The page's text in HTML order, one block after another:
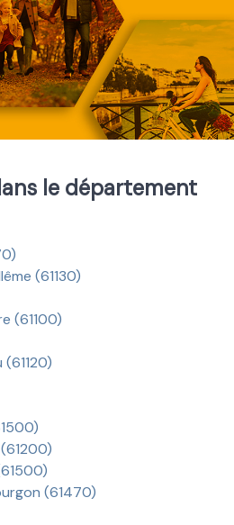
le département
(61130)
(61100)
(61470)